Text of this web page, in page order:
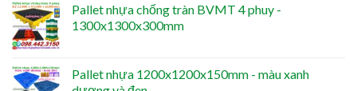
Pallet nhựa chống tràn BVMT 4 phuy -
1300x1300x300mm
Pallet nhựa 1200x1200x150mm - màu xanh